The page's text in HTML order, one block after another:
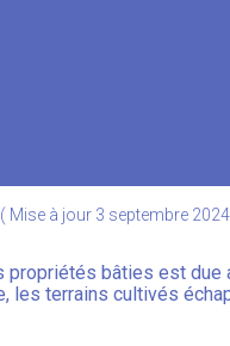
( Mise à jour 3 septembre
propriétés bâties est
les terrains cultivés